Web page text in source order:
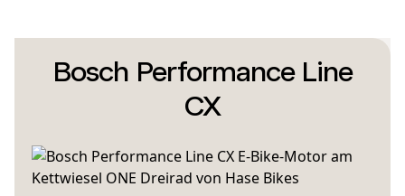
Bosch Performance Line
CX